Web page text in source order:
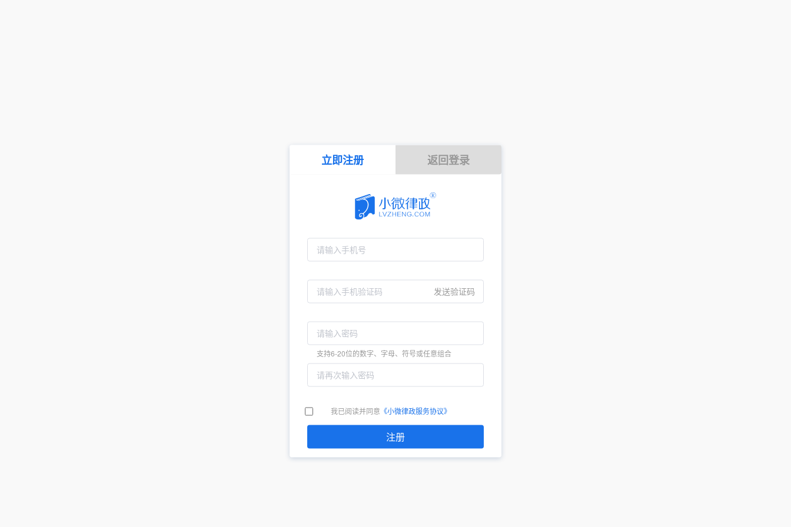
立即注册 返回登录
发送验证码
支持6-20位的数字、字母、符号或任意组合
我已阅读并同意 《小微律政服务协议》
注册